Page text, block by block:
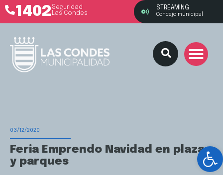
1402 Seguridad
Las Condes
STREAMING
Concejo municipal
03/12/2020
Feria Emprendo Navidad en plazas
y parques